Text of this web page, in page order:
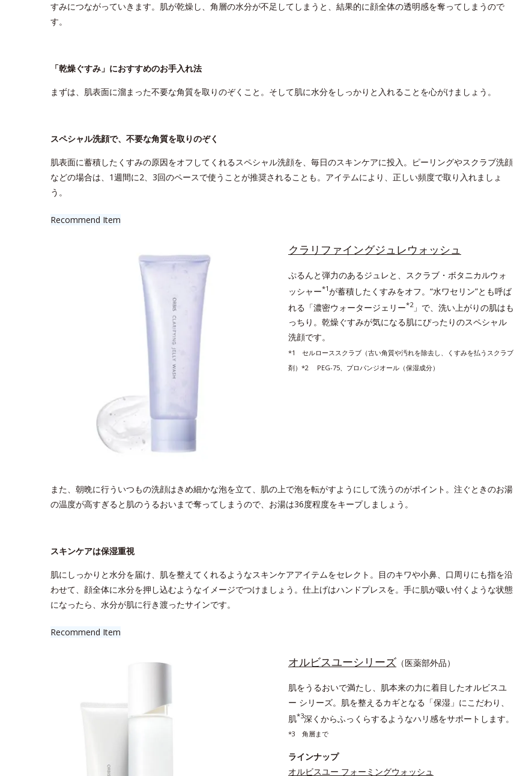
すみにつながっていきます。肌が乾燥し、角層の水分が不足してしまうと、結果的に顔全体の透明感を奪ってしまうので
す。
「乾燥ぐすみ」におすすめのお手入れ法
まずは、肌表面に溜まった不要な角質を取りのぞくこと。そして肌に水分をしっかりと入れることを心がけましょう。
スペシャル洗顔で、不要な角質を取りのぞく
肌表面に蓄積したくすみの原因をオフしてくれるスペシャル洗顔を、毎日のスキンケアに投入。ピーリングやスクラブ洗顔
などの場合は、1週間に2、3回のペースで使うことが推奨されることも。アイテムにより、正しい頻度で取り入れましょ
う。
Recommend Item
クラリファイングジュレウォッシュ
ぷるんと弾力のあるジュレと、スクラブ・ボタニカルウォ
ッシャー*1が蓄積したくすみをオフ。“水ワセリン”とも呼ば
れる「濃密ウォータージェリー*2」で、洗い上がりの肌はも
っちり。乾燥ぐすみが気になる肌にぴったりのスペシャル
洗顔です。
*1 セルローススクラブ（古い角質や汚れを除去し、くすみを払うスクラブ
剤）*2 PEG-75、プロパンジオール（保湿成分）
また、朝晩に行ういつもの洗顔はきめ細かな泡を立て、肌の上で泡を転がすようにして洗うのがポイント。注ぐときのお湯
の温度が高すぎると肌のうるおいまで奪ってしまうので、お湯は36度程度をキープしましょう。
スキンケアは保湿重視
肌にしっかりと水分を届け、肌を整えてくれるようなスキンケアアイテムをセレクト。目のキワや小鼻、口周りにも指を沿
わせて、顔全体に水分を押し込むようなイメージでつけましょう。仕上げはハンドプレスを。手に肌が吸い付くような状態
になったら、水分が肌に行き渡ったサインです。
Recommend Item
オルビスユーシリーズ （医薬部外品）
肌をうるおいで満たし、肌本来の力に着目したオルビスユ
ー シリーズ。肌を整えるカギとなる「保湿」にこだわり、
肌*3深くからふっくらするようなハリ感をサポートします。
*3 角層まで
ラインナップ
オルビスユー フォーミングウォッシュ